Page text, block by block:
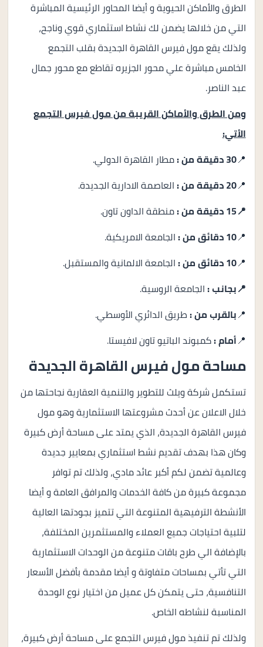
الطرق والأماكن الحيوية و أيضا المحاور الرئيسية المباشرة
التي من خلالها يضمن لك نشاط استثماري قوي وناجح،
ولذلك يقع مول فيرس القاهرة الجديدة بقلب التجمع
الخامس مباشرة علي محور الجزيره تقاطع مع محور جمال
عبد الناصر.
ومن الطرق والأماكن القريبة من مول فيرس التجمع
الأتي:
📍30 دقيقة من :
مطار القاهرة الدولي.
📍20 دقيقة من :
العاصمة الادارية الجديدة.
📍15 دقيقة من :
منطقة الداون تاون.
📍10 دقائق من :
الجامعة الامريكية.
📍10 دقائق من :
الجامعة الالمانية والمستقبل.
📍بجانب :الجامعة الروسية.
📍بالقرب من :طريق الدائري الأوسطي.
📍أمام :كمبوند الباتيو تاون لافيستا.
مساحة مول فيرس القاهرة الجديدة
تستكمل شركة ويلث للتطوير والتنمية العقارية نجاحتها من
خلال الاعلان عن أحدث مشروعتها الاستثمارية وهو مول
فيرس القاهرة الجديدة، الذي يمتد على مساحة أرض كبيرة
وكان هذا بهدف تقديم نشط استثماري بمعايير جديدة
وعالمية تضمن لكم أكبر عائد مادي، ولذلك تم توافر
مجموعة كبيرة من كافة الخدمات والمرافق العامة و أيضا
الأنشطة الترفيهية المتنوعة التي تتميز بجودتها العالية
لتلبية احتياجات جميع العملاء والمستثمرين المختلفة،
بالإضافة الي طرح باقات متنوعة من الوحدات الاستثمارية
التي تأتي بمساحات متفاوتة و أيضا مقدمة بأفضل الأسعار
التنافسية، حتى يتمكن كل عميل من اختيار نوع الوحدة
المناسبة لنشاطه الخاص.
ولذلك تم تنفيذ مول فيرس التجمع على مساحة أرض كبيرة،